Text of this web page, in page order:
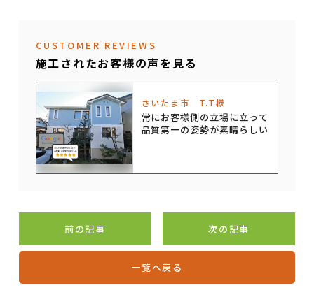
CUSTOMER REVIEWS
施工されたお客様の声を見る
さいたま市 T.T様
常にお客様側の立場に立って
品質第一の姿勢が素晴らしい
前の記事 次の記事
一覧へ戻る